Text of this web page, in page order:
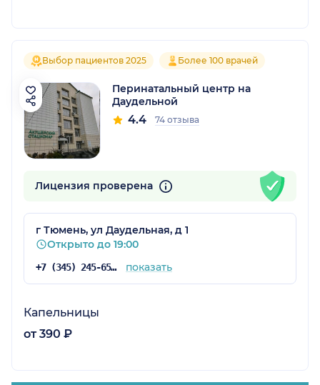
Выбор пациентов 2025 Более 100 врачей
Перинатальный центр на
Даудельной
4.4 74 отзыва
Лицензия проверена
г Тюмень, ул Даудельная, д 1
Открыто до 19:00
+7 (345) 245-65-50 показать
Капельницы
от 390 ₽